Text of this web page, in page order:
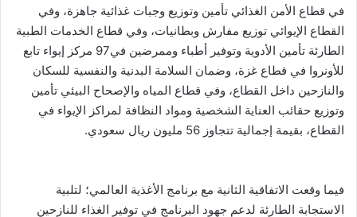
في قطاع الأمن الغذائي تأمين وتوزيع وجبات غذائية جاهزة، وفي
القطاع الإيوائي توزيع مفارش وبطانيات، وفي قطاع الخدمات الطبية
الطارئة تأمين الأدوية وتوفير أطباء وممرضين في97 مركز إيواء تابع
للأونروا في قطاع غزة، وضمان السلامة البدنية والنفسية للسكان
والنازحين داخل القطاع، وفي قطاع المياه والإصحاح البيئي تأمين
وتوزيع حقائب العناية الشخصية ومواد النظافة لمراكز الإيواء في
القطاع، بقيمة إجمالية تتجاوز 56 مليون ريال سعودي.
فيما وقعت الاتفاقية الثانية مع برنامج الأغذية العالمي؛ لتلبية
الاستجابة الطارئة لدعم جهود البرنامج في توفير الغذاء للنازحين